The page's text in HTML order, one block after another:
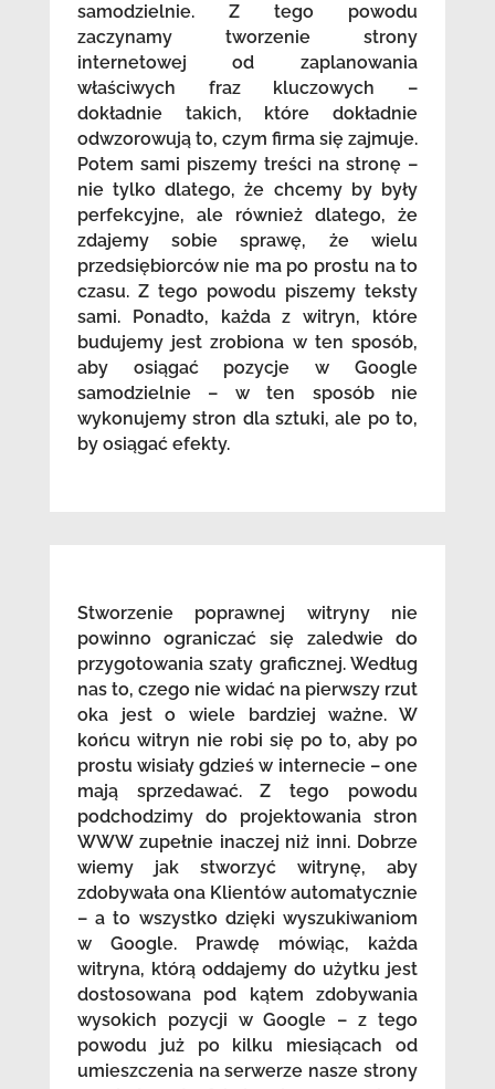
samodzielnie. Z tego powodu
zaczynamy tworzenie strony
internetowej od zaplanowania
właściwych fraz kluczowych –
dokładnie takich, które dokładnie
odwzorowują to, czym firma się zajmuje.
Potem sami piszemy treści na stronę –
nie tylko dlatego, że chcemy by były
perfekcyjne, ale również dlatego, że
zdajemy sobie sprawę, że wielu
przedsiębiorców nie ma po prostu na to
czasu. Z tego powodu piszemy teksty
sami. Ponadto, każda z witryn, które
budujemy jest zrobiona w ten sposób,
aby osiągać pozycje w Google
samodzielnie – w ten sposób nie
wykonujemy stron dla sztuki, ale po to,
by osiągać efekty.
Stworzenie poprawnej witryny nie
powinno ograniczać się zaledwie do
przygotowania szaty graficznej. Według
nas to, czego nie widać na pierwszy rzut
oka jest o wiele bardziej ważne. W
końcu witryn nie robi się po to, aby po
prostu wisiały gdzieś w internecie – one
mają sprzedawać. Z tego powodu
podchodzimy do projektowania stron
WWW zupełnie inaczej niż inni. Dobrze
wiemy jak stworzyć witrynę, aby
zdobywała ona Klientów automatycznie
– a to wszystko dzięki wyszukiwaniom
w Google. Prawdę mówiąc, każda
witryna, którą oddajemy do użytku jest
dostosowana pod kątem zdobywania
wysokich pozycji w Google – z tego
powodu już po kilku miesiącach od
umieszczenia na serwerze nasze strony